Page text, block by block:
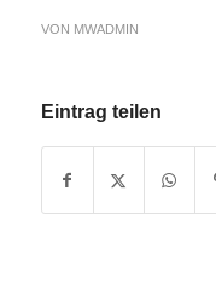
VON MWADMIN
Eintrag teilen